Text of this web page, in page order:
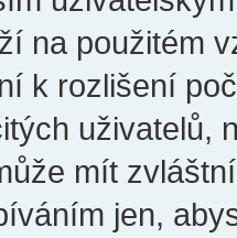
na použitém
k rozlišení
uživatelů,
mít
jen,